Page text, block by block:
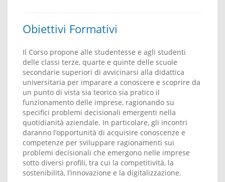
Obiettivi Formativi
Il Corso propone alle studentesse e agli studenti
delle classi terze, quarte e quinte delle scuole
secondarie superiori di avvicinarsi alla didattica
universitaria per imparare a conoscere e scoprire da
un punto di vista sia teorico sia pratico il
funzionamento delle imprese, ragionando su
specifici problemi decisionali emergenti nella
quotidianità aziendale. In particolare, gli incontri
daranno l’opportunità di acquisire conoscenze e
competenze per sviluppare ragionamenti sui
problemi decisionali che emergono nelle imprese
sotto diversi profili, tra cui la competitività, la
sostenibilità, l’innovazione e la digitalizzazione.